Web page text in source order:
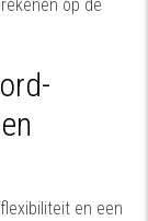
op de
en een